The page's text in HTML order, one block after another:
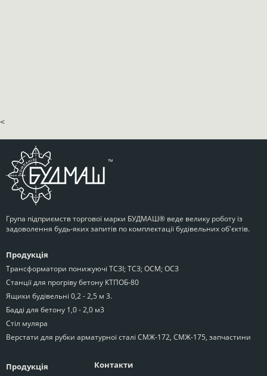
<
Група підприємств торгової марки БУДМАШ® веде велику роботу із
задоволення будь-яких запитів по комплектації будівельних об'єктів.
Продукція
Трансформатори понижуючі ТСЗІ; ТСЗ; ОСМ; ОСЗ
Станції для прогріву бетону КТПОБ-80
Ящики будівельні 0,2 - 2,5 м 3.
Бадді для бетону 1,0 - 2,0 м3
Стіл муляра
Верстати для рубки арматурної сталі СМЖ-172, СМЖ-175, запчастини
Продукція Контакти